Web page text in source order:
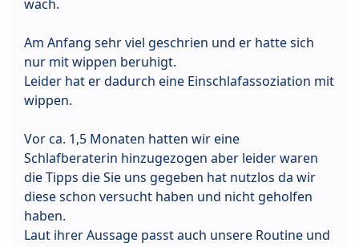
wach.
Am Anfang sehr viel geschrien und er hatte sich
nur mit wippen beruhigt.
Leider hat er dadurch eine Einschlafassoziation mit
wippen.
Vor ca. 1,5 Monaten hatten wir eine
Schlafberaterin hinzugezogen aber leider waren
die Tipps die Sie uns gegeben hat nutzlos da wir
diese schon versucht haben und nicht geholfen
haben.
Laut ihrer Aussage passt auch unsere Routine und